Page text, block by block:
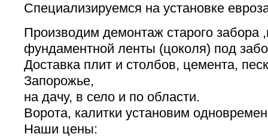
Специализируемся на установке
Производим демонтаж старого забора
фундаментной ленты (цоколя) под
Доставка плит и столбов, цемента,
Запорожье,
на дачу, в село и по области.
Ворота, калитки установим
Наши цены: